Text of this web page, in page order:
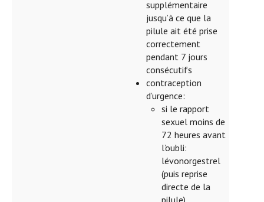
supplémentaire
jusqu’à ce que la
pilule ait été prise
correctement
pendant 7 jours
consécutifs
contraception
d’urgence:
si le rapport
sexuel moins de
72 heures avant
l’oubli:
lévonorgestrel
(puis reprise
directe de la